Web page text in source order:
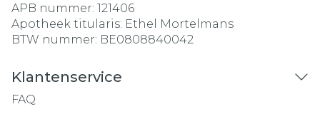
APB nummer: 121406
Apotheek titularis: Ethel Mortelmans
BTW nummer: BE0808840042
Klantenservice
FAQ